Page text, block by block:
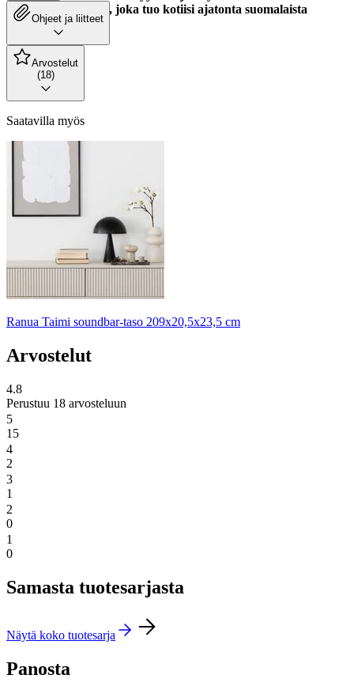
Kestävä huonekalu, joka tuo kotiisi ajatonta suomalaista
muotoilua!
Ohjeet ja liitteet
Arvostelut
(18)
Saatavilla myös
Ranua Taimi soundbar-taso 209x20,5x23,5 cm
Arvostelut
4.8
Perustuu 18 arvosteluun
5
15
4
2
3
1
2
0
1
0
Samasta tuotesarjasta
Näytä koko tuotesarja
Panosta